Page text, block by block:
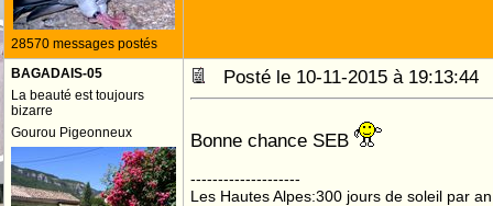
28570 messages postés
BAGADAIS-05
La beauté est toujours
bizarre
Gourou Pigeonneux
Posté le 10-11-2015 à
Bonne chance SEB
--------------------
Les Hautes Alpes:300 jours de soleil par an